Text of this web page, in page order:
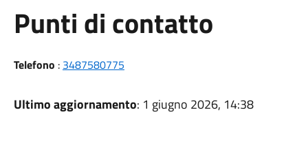
Punti di contatto
Telefono : 3487580775
Ultimo aggiornamento: 1 giugno 2026, 14:38